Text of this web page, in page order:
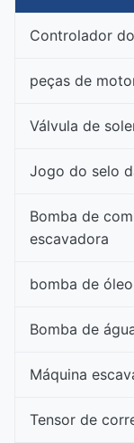
Controlador
peças de
Válvula de
Jogo do selo
Bomba de
escavadora
bomba de
Bomba de
Máquina
Tensor de